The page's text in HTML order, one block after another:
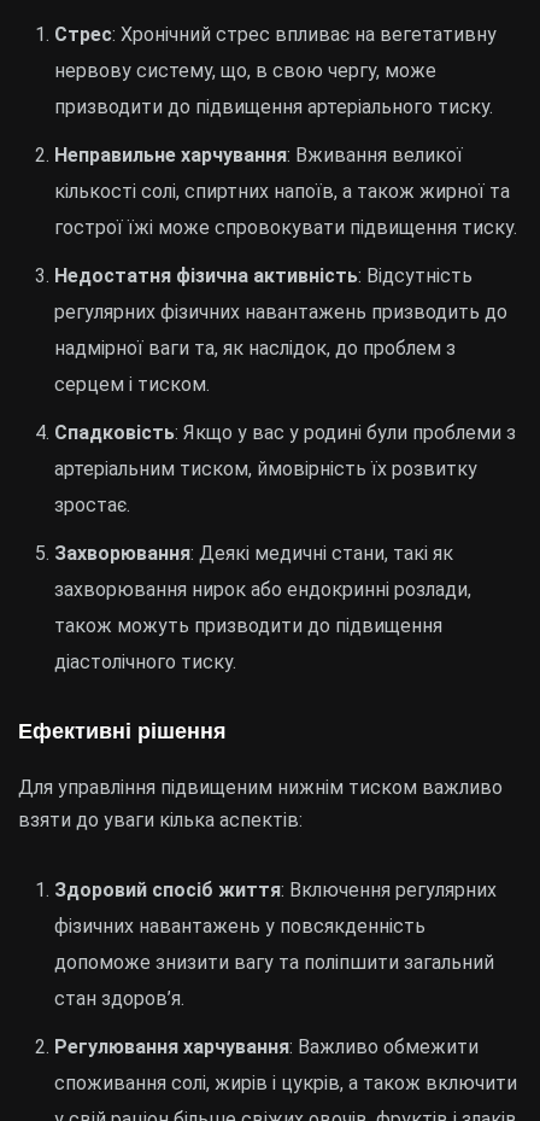
Стрес: Хронічний стрес впливає на вегетативну
нервову систему, що, в свою чергу, може
призводити до підвищення артеріального тиску.
Неправильне харчування: Вживання великої
кількості солі, спиртних напоїв, а також жирної та
гострої їжі може спровокувати підвищення тиску.
Недостатня фізична активність: Відсутність
регулярних фізичних навантажень призводить до
надмірної ваги та, як наслідок, до проблем з
серцем і тиском.
Спадковість: Якщо у вас у родині були проблеми з
артеріальним тиском, ймовірність їх розвитку
зростає.
Захворювання: Деякі медичні стани, такі як
захворювання нирок або ендокринні розлади,
також можуть призводити до підвищення
діастолічного тиску.
Ефективні рішення
Для управління підвищеним нижнім тиском важливо
взяти до уваги кілька аспектів:
Здоровий спосіб життя: Включення регулярних
фізичних навантажень у повсякденність
допоможе знизити вагу та поліпшити загальний
стан здоров’я.
Регулювання харчування: Важливо обмежити
споживання солі, жирів і цукрів, а також включити